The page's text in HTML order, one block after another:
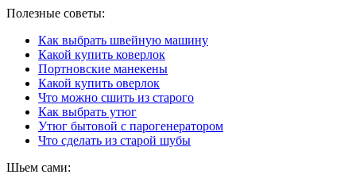
Полезные советы:
Как выбрать швейную машину
Какой купить коверлок
Портновские манекены
Какой купить оверлок
Что можно сшить из старого
Как выбрать утюг
Утюг бытовой с парогенератором
Что сделать из старой шубы
Шьем сами: